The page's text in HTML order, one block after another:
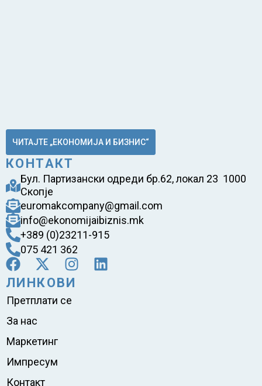
ЧИТАЈТЕ „ЕКОНОМИЈА И БИЗНИС“
КОНТАКТ
Бул. Партизански одреди бр.62, локал 23 1000
Скопје
euromakcompany@gmail.com
info@ekonomijaibiznis.mk
+389 (0)23211-915
075 421 362
ЛИНКОВИ
Претплати се
За нас
Маркетинг
Импресум
Контакт